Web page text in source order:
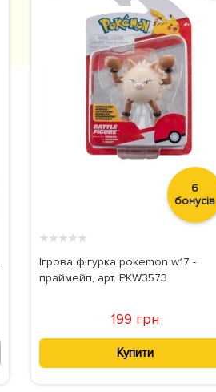
6
бонусів
★★★★★
Ігрова фігурка pokemon w17 -
праймейп, арт. PKW3573
199 грн
Купити